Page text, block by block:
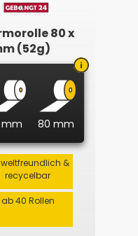
80 x
(52g)
mm 80 mm
&
recycelbar
ab 40 Rollen